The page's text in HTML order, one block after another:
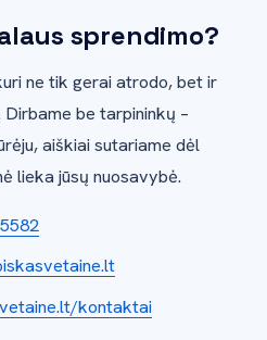
sprendimo?
ne tik gerai atrodo, bet ir
be tarpininkų –
aiškiai sutariame dėl
lieka jūsų nuosavybė.
kontaktai